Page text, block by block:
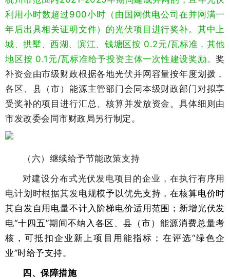
利用小时数超过900小时（由国网供电公司在并网满一
年后出具相关证明文件）的光伏项目进行奖补。其中上
城、拱墅、西湖、滨江、钱塘区按 0.2元/瓦标准，其他
地区按 0.1元/瓦标准给予投资主体一次性建设奖励。奖
补资金由市级财政根据各地光伏并网容量按年度划拨，
各区、县（市）能源主管部门会同本级财政部门对拟享
受奖补的项目进行汇总、核算并发放资金。具体细则由
市发改委会同市财政局另行制定。
（六）继续给予节能政策支持
对建设分布式光伏发电项目的企业，在执行有序用
电计划时根据其发电规模予以优先支持，在核算电价时
其自发自用电量不计入阶梯电价适用范围；新增光伏发
电“十四五”期间不纳入各区、县（市）能源消费总量考
核，可抵扣企业新上项目用能指标；在评选“绿色企
业”时给予支持。
四、保障措施